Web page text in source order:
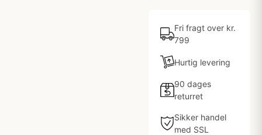
Fri fragt over kr.
799
Hurtig levering
90 dages
returret
Sikker handel
med SSL